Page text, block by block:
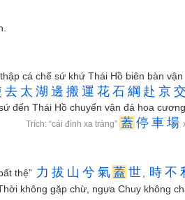
cá chế sứ khứ Thái Hồ biên bàn
去 太 湖 邊 搬 運 花 石 綱 赴 京 交
đến Thái Hồ chuyển vận đá hoa
Trích: “cái đình xa tràng” 蓋 停 車 場
thệ” 力 拔 山 兮 氣 蓋 世 時 不
không gặp chừ, ngựa Chuy không